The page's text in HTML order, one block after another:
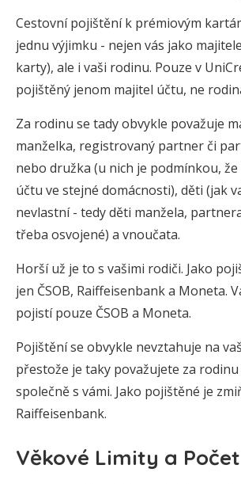
Cestovní pojištění k prémiovým
jednu výjimku - nejen vás jako
karty), ale i vaši rodinu. Pouze v
pojištěný jenom majitel účtu, ne
Za rodinu se tady obvykle považuje
manželka, registrovaný partner či
nebo družka (u nich je podmínkou,
účtu ve stejné domácnosti), děti (jak
nevlastní - tedy děti manžela,
třeba osvojené) a vnoučata.
Horší už je to s vašimi rodiči. Jako
jen ČSOB, Raiffeisenbank a Moneta.
pojistí pouze ČSOB a Moneta.
Pojištění se obvykle nevztahuje na
přestože je taky považujete za
společně s vámi. Jako pojištěné je
Raiffeisenbank.
Věkové Limity a